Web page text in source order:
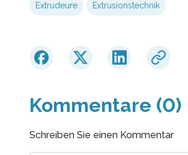
Extrudeure Extrusionstechnik
Kommentare (0)
Schreiben Sie einen Kommentar